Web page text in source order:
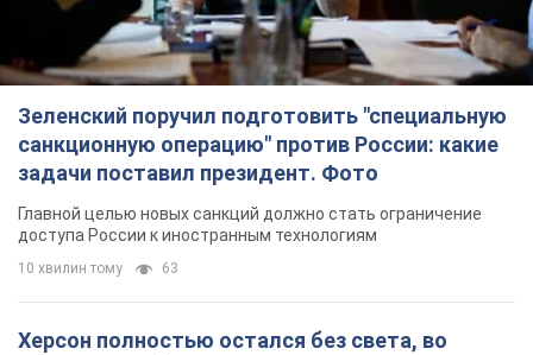
Зеленский поручил подготовить "специальную
санкционную операцию" против России: какие
задачи поставил президент. Фото
Главной целью новых санкций должно стать ограничение
доступа России к иностранным технологиям
10 хвилин тому 63
Херсон полностью остался без света, во